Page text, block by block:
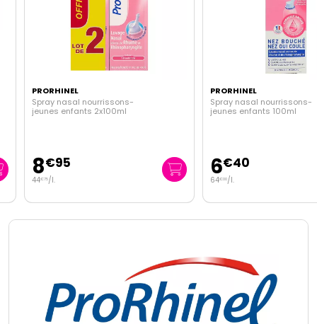
PRORHINEL
Spray nasal nourrissons-
jeunes enfants 2x100ml
€95
75/l.
PRORHINEL
Spray nasal nourrissons-
jeunes enfants 100ml
€40
00/l.